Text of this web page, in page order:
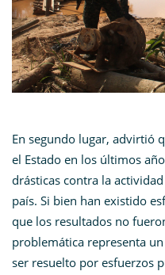
En segundo lugar, advirtió
el Estado en los últimos
drásticas contra la
país. Si bien han existido
que los resultados no
problemática representa
ser resuelto por esfuerzos